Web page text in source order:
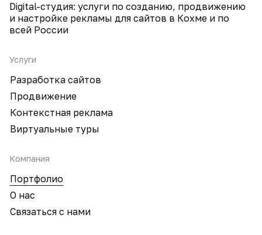
Digital-студия: услуги по созданию, продвижению
и настройке рекламы для сайтов в Кохме и по
всей России
Услуги
Разработка сайтов
Продвижение
Контекстная реклама
Виртуальные туры
Компания
Портфолио
О нас
Связаться с нами